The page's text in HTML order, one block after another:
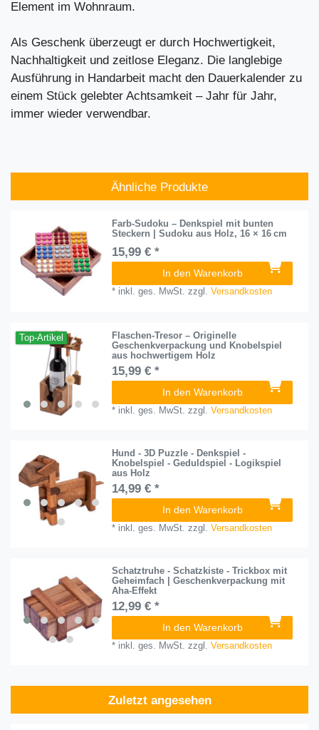
Element im Wohnraum.
Als Geschenk überzeugt er durch Hochwertigkeit,
Nachhaltigkeit und zeitlose Eleganz. Die langlebige
Ausführung in Handarbeit macht den Dauerkalender zu
einem Stück gelebter Achtsamkeit – Jahr für Jahr,
immer wieder verwendbar.
Ähnliche Produkte
Farb-Sudoku – Denkspiel mit bunten
Steckern | Sudoku aus Holz, 16 × 16 cm
15,99 € *
In den Warenkorb
* inkl. ges. MwSt. zzgl.Versandkosten
Top-Artikel
Flaschen-Tresor – Originelle
Geschenkverpackung und Knobelspiel
aus hochwertigem Holz
15,99 € *
In den Warenkorb
* inkl. ges. MwSt. zzgl.Versandkosten
Hund - 3D Puzzle - Denkspiel -
Knobelspiel - Geduldspiel - Logikspiel
aus Holz
14,99 € *
In den Warenkorb
* inkl. ges. MwSt. zzgl.Versandkosten
Schatztruhe - Schatzkiste - Trickbox mit
Geheimfach | Geschenkverpackung mit
Aha-Effekt
12,99 € *
In den Warenkorb
* inkl. ges. MwSt. zzgl.Versandkosten
Zuletzt angesehen